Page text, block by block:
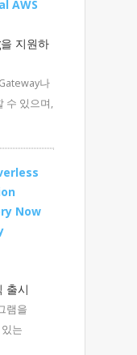
AWS
지원하
나
수 있으며,
Now
출시
램을
는